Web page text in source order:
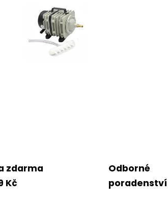
zdarma
Kč
Odborné
poradenství